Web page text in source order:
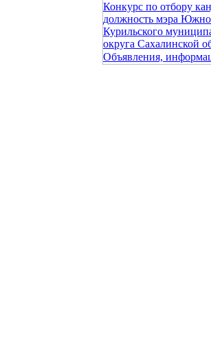
Конкурс по отбору
должность мэра
Курильского
округа Сахалинской
Объявления,